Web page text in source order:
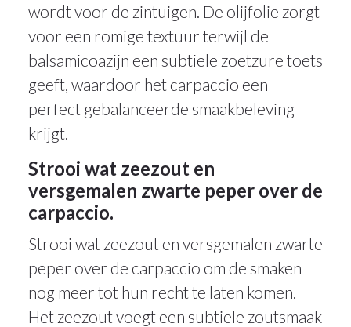
wordt voor de zintuigen. De olijfolie zorgt
voor een romige textuur terwijl de
balsamicoazijn een subtiele zoetzure toets
geeft, waardoor het carpaccio een
perfect gebalanceerde smaakbeleving
krijgt.
Strooi wat zeezout en
versgemalen zwarte peper over de
carpaccio.
Strooi wat zeezout en versgemalen zwarte
peper over de carpaccio om de smaken
nog meer tot hun recht te laten komen.
Het zeezout voegt een subtiele zoutsmaak